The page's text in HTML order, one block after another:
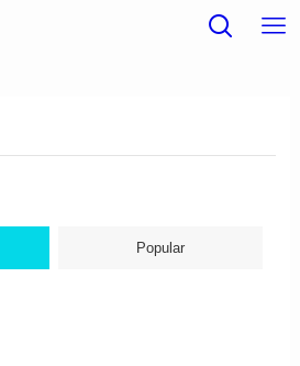
Popular